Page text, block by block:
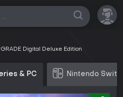
Digital Deluxe Edition
& PC Nintendo